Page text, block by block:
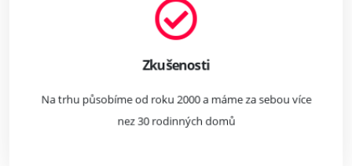
Zkušenosti
Na trhu působíme od roku 2000 a máme za sebou více
nez 30 rodinných domů